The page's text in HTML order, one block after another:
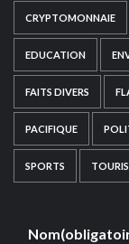
CRYPTOMONNAIE
EDUCATION
FAITS DIVERS
PACIFIQUE
SPORTS
Nom